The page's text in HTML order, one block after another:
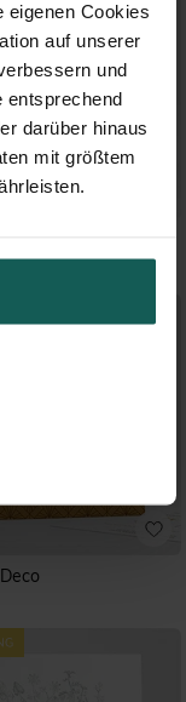
eigenen Cookies
auf unserer
und
entsprechend
darüber hinaus
mit größtem